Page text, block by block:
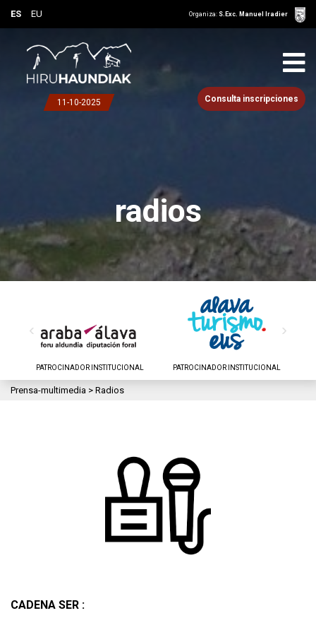
ES EU Organiza: S.Exc. Manuel Iradier
Consulta inscripciones
11-10-2025
radios
PATROCINADOR INSTITUCIONAL PATROCINADOR INSTITUCIONAL
‹ ›
Prensa-multimedia > Radios
CADENA SER :